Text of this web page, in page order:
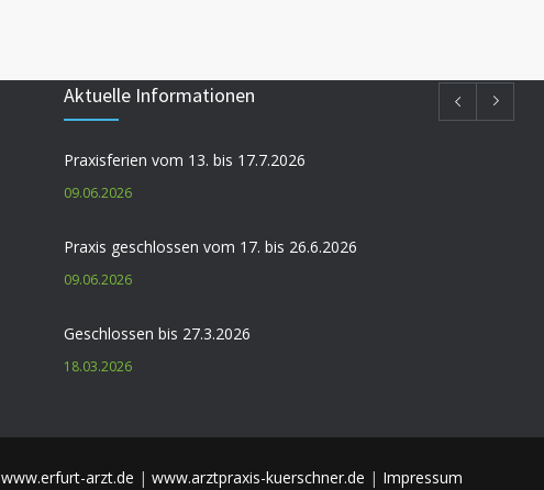
Aktuelle Informationen
Praxisferien vom 13. bis 17.7.2026
09.06.2026
Praxis geschlossen vom 17. bis 26.6.2026
09.06.2026
Geschlossen bis 27.3.2026
18.03.2026
www.erfurt-arzt.de | www.arztpraxis-kuerschner.de | Impressum